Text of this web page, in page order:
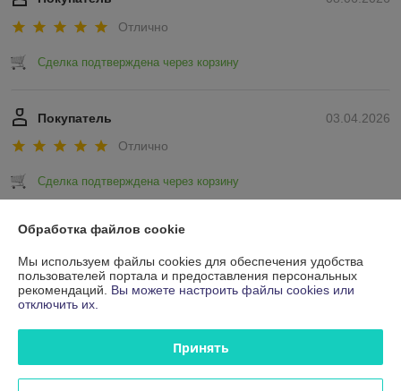
Отлично
Сделка подтверждена через корзину
03.04.2026
Покупатель
Отлично
Сделка подтверждена через корзину
Показать все отзывы
О нас
Контакты
Доставка и оплата
Обработка файлов cookie
Мы используем файлы cookies для обеспечения удобства
пользователей портала и предоставления персональных
рекомендаций. Вы можете настроить файлы cookies или
отключить их.
Принять